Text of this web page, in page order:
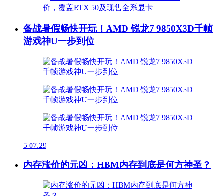
备战暑假畅快开玩！AMD 锐龙7 9850X3D千帧
游戏神U一步到位
5 07.29
内存涨价的元凶：HBM内存到底是何方神圣？